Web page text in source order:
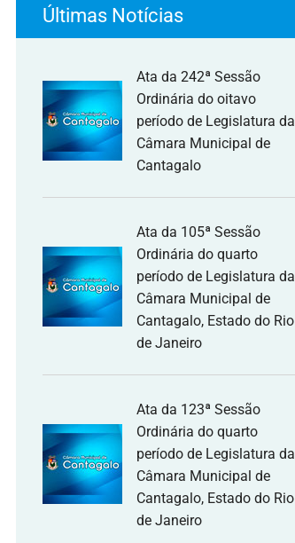
Últimas Notícias
Ata da 242ª Sessão
Ordinária do oitavo
período de Legislatura da
Câmara Municipal de
Cantagalo
Ata da 105ª Sessão
Ordinária do quarto
período de Legislatura da
Câmara Municipal de
Cantagalo, Estado do Rio
de Janeiro
Ata da 123ª Sessão
Ordinária do quarto
período de Legislatura da
Câmara Municipal de
Cantagalo, Estado do Rio
de Janeiro